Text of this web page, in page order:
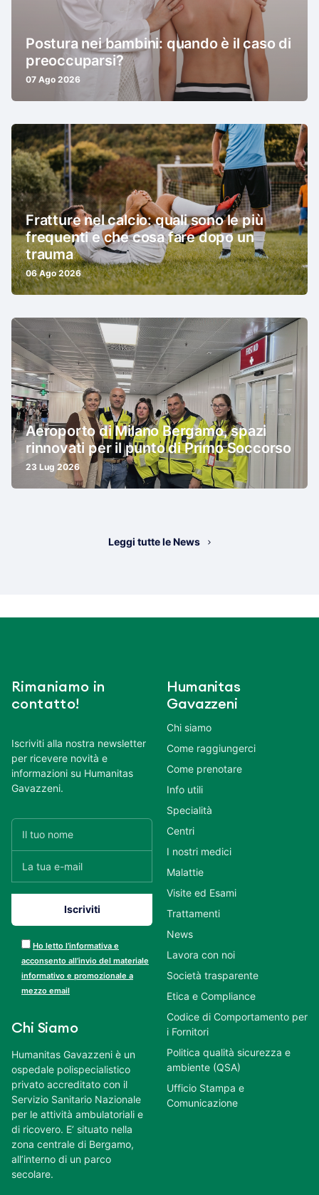
Postura nei bambini: quando è il caso di
preoccuparsi?
07 Ago 2026
Fratture nel calcio: quali sono le più
frequenti e che cosa fare dopo un
trauma
06 Ago 2026
Aeroporto di Milano Bergamo, spazi
rinnovati per il punto di Primo Soccorso
23 Lug 2026
Leggi tutte le News
Rimaniamo in
contatto!
Iscriviti alla nostra newsletter
per ricevere novità e
informazioni su Humanitas
Gavazzeni.
Ho letto l’informativa e
acconsento all’invio del materiale
informativo e promozionale a
mezzo email
Chi Siamo
Humanitas Gavazzeni è un
ospedale polispecialistico
privato accreditato con il
Servizio Sanitario Nazionale
per le attività ambulatoriali e
di ricovero. E’ situato nella
zona centrale di Bergamo,
all’interno di un parco
secolare.
Humanitas
Gavazzeni
Chi siamo
Come raggiungerci
Come prenotare
Info utili
Specialità
Centri
I nostri medici
Malattie
Visite ed Esami
Trattamenti
News
Lavora con noi
Società trasparente
Etica e Compliance
Codice di Comportamento per
i Fornitori
Politica qualità sicurezza e
ambiente (QSA)
Ufficio Stampa e
Comunicazione